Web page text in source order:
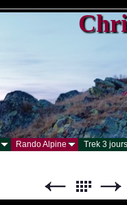
Rando Alpine Trek 3